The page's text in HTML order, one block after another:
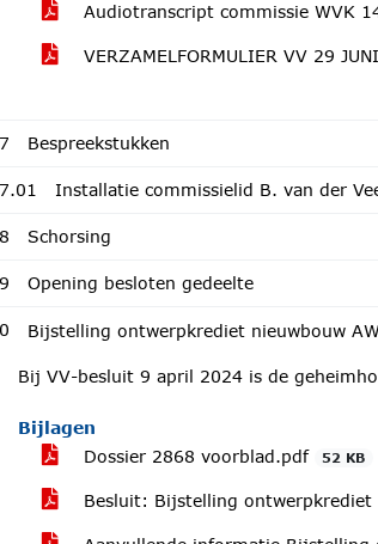
Audiotranscript commissie WVK
VERZAMELFORMULIER VV 29
Bespreekstukken
Installatie commissielid B. van der
Schorsing
Opening besloten gedeelte
Bijstelling ontwerpkrediet nieuwbouw
Bij VV-besluit 9 april 2024 is de
Bijlagen
Dossier 2868 voorblad.pdf
52 KB
Besluit: Bijstelling